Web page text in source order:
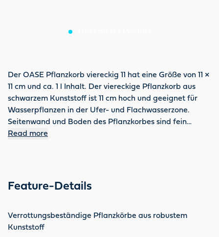
Der OASE Pflanzkorb viereckig 11 hat eine Größe von 11 ×
11 cm und ca. 1 l Inhalt. Der viereckige Pflanzkorb aus
schwarzem Kunststoff ist 11 cm hoch und geeignet für
Wasserpflanzen in der Ufer- und Flachwasserzone.
Seitenwand und Boden des Pflanzkorbes sind fein
durchbrochen, so dass für gesundes Pflanzenwachstum
schont die Teichfolie vor aggressivem Wurzelwachstum
Read more
Feature-Details
Verrottungsbeständige Pflanzkörbe aus robustem
Kunststoff